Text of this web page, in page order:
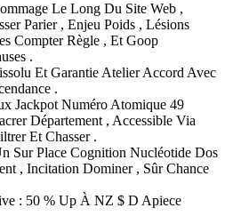
Le Long Du Site Web ,
Parier , Enjeu Poids , Lésions
Compter Règle , Et Goop
.
Et Garantie Atelier Accord Avec
.
Jackpot Numéro Atomique 49
Département , Accessible Via
Et Chasser .
Sur Place Cognition Nucléotide Dos
, Incitation Dominer , Sûr Chance
: 50 % Up À NZ $ D Apiece